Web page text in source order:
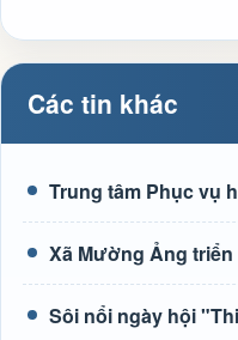
Các tin khác
Trung tâm Phục vụ
Xã Mường Ảng
Sôi nổi ngày hội